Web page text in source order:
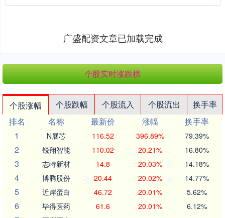
广盛配资文章已加载完成
个股实时涨跌榜
个股涨幅 个股跌幅 个股流入 个股流出
换手率
排名
名称 最新价 涨幅
换手率
1
N展芯 116.52 396.89% 79.39%
2 锐翔智能 110.02 20.21% 16.80%
3 志特新材 14.8 20.03% 14.18%
4 博腾股份 20.44 20.02% 14.77%
5 近岸蛋白 46.72 20.01% 5.62%
6 毕得医药 61.6 20.01% 6.12%